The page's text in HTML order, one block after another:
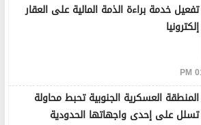
تفعيل خدمة براءة الذمة المالية على العقار
إلكترونيا
المنطقة العسكرية الجنوبية تحبط محاولة
تسلل على إحدى واجهاتها الحدودية